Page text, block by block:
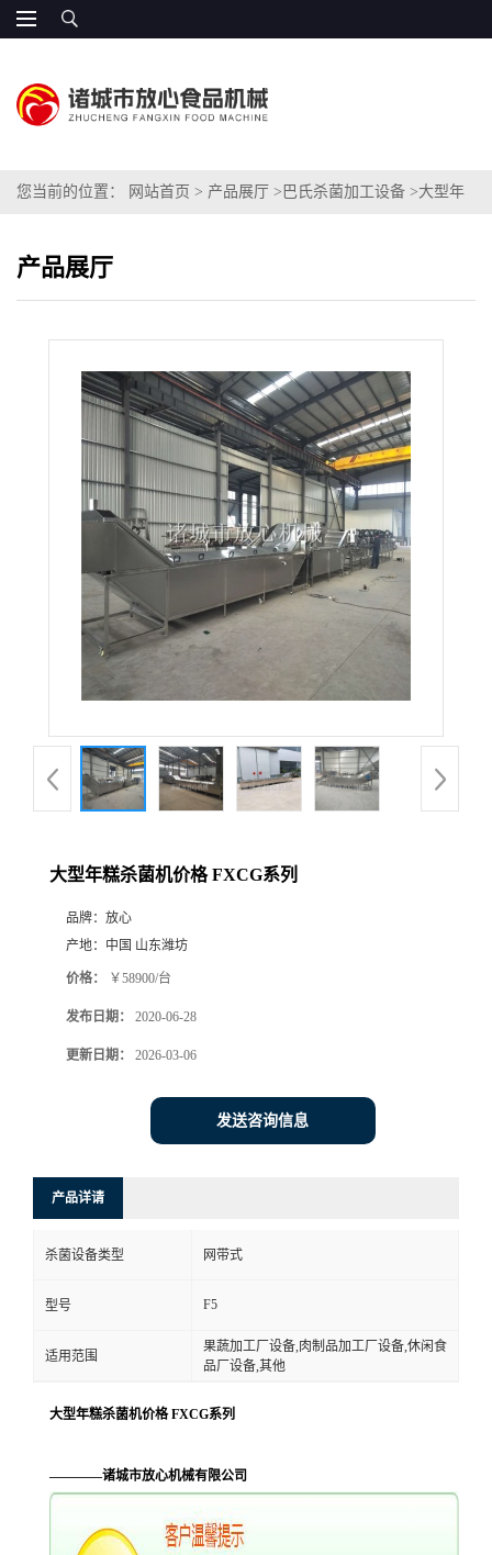
您当前的位置： 网站首页 > 产品展厅 > 巴氏杀菌加工设备 >大型年
产品展厅
大型年糕杀菌机价格 FXCG系列
品牌： 放心
产地： 中国 山东潍坊
价格： ￥58900/台
发布日期： 2020-06-28
更新日期： 2026-03-06
发送咨询信息
产品详请
杀菌设备类型 网带式
型号 F5
适用范围
果蔬加工厂设备,肉制品加工厂设备,休闲食
品厂设备,其他
大型年糕杀菌机价格 FXCG系列
————诸城市放心机械有限公司